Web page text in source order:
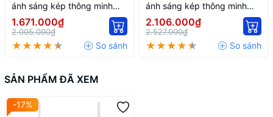
ánh sáng kép thông minh
2MP DH-IPC-HFW2249S-S-
IL
1.671.000₫
2.005.000₫
ánh sáng kép thông minh
DH-IPC-HFW2449T-AS-IL
2.106.000₫
2.527.000₫
SẢN PHẨM ĐÃ XEM
-17%